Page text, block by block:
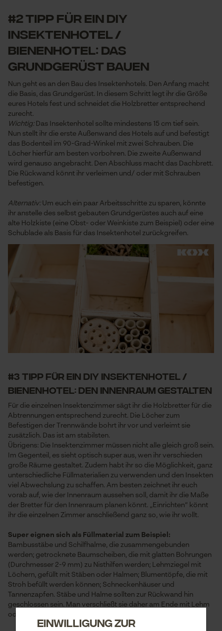
#2 Tipp für ein DIY
Insektenhotel /
Bienenhotel: Das
Grundgerüst bauen
Nun geht es an den Bau des Insektenhotels. Den Anfang macht
die Basis, das Grundgerüst. In diesem Schritt legt ihr die Größe
eures Hotels fest und schneidet die Holzbretter entsprechend
zurecht.
Wichtig:Das Insektenhotel sollte mindestens 15 cm tief sein.
Nun stellt ihr die erste Außenwand des Hotels auf und befestigt
das Bodenteil im 90-Grad-Winkel mit zwei Schrauben. Die
Löcher hierfür am besten vorbohren. Die zweite Außenwand
wird genauso angebracht. Den Abschluss macht das Dachbrett.
Die Rückwand könnt ihr verleimen und/ oder mit Schrauben
befestigen.
Alternativ:Um euch ein paar Arbeitsschritte zu sparen, könnte
ihr anstelle des selbst gebauten Grundgerüstes auch auf eine
alte Holzkiste (eine Obst- oder Weinkiste zum Beispiel) oder eine
Schublade als Basis für das Insektenhotel zurückgreifen.
#3 Tipp für ein DIY Insektenhotel /
Bienenhotel: Den Innenraum gestalten
Für die einzelnen Insektenzimmer sägt ihr die Holzbretter für die
Abtrennungen entsprechend zurecht. Die Löcher zum
Befestigen der Trennwände bohrt ihr vor und verleimt sie
zusätzlich. Das ist am stabilsten.
Übrigens: Die Insektenzimmer müssen nicht alle gleich groß sein.
Im Gegenteil, es sieht optisch super aus, wen ihr verschieden
große Räume gestaltet. Zudem habt ihr so die Möglichkeit, ganz
unterschiedliche Füllmaterialien zu verwenden und den Insekten
viel Abwechslung zu schaffen. Am besten zeichnet ihr euch
vorab auf, wie der Innenraum aussehen soll, damit ihr die Maße
der Bretter für den Innenraum planen könnt. „Einrichten“ könnt
ihr die einzelnen Zimmer anschließend ganz so, wie ihr wollt.
Super eignen sich als Füllmaterial zum Beispiel:
Bambusstäbe und Schilfhalme, die zusammengebunden
werden; getrocknete Baumscheiben, die mit glatten Bohrungen
(Durchmesser 2-9 mm) zu Nisthilfen werden; Lehmziegel mit
Löchern, gefüllt mit Stäben oder Halmen; Blumentöpfe, die mit
Stroh befüllt werden können; Schneckenhäuser und
Tannenzapfen. Stäbe und Halme sollten zur Rückwand hin
geschlossen sein. Man verschließt sie daher am Ende mit Lehm
oder Bio-Baumwolle.
Einwilligung zur